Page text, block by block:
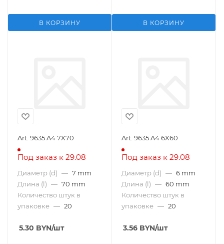
В КОРЗИНУ В КОРЗИНУ
Art. 9635 A4 7X70
Под заказ к 29.08
Диаметр (d) — 7 mm
Длина (l) — 70 mm
Количество штук в
упаковке — 20
5.30 BYN/шт
Art. 9635 A4 6X60
Под заказ к 29.08
Диаметр (d) — 6 mm
Длина (l) — 60 mm
Количество штук в
упаковке — 20
3.56 BYN/шт